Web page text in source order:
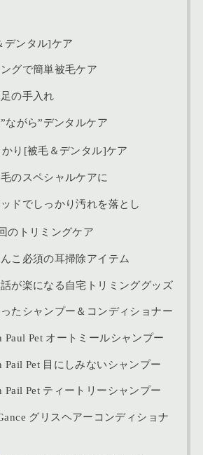
デンタル]ケア
グで簡単被毛ケア
の手入れ
ながら”デンタルケア
り[被毛＆デンタル]ケア
のスペシャルケアに
ドでしっかり汚れを落とし
のトリミングケア
こ必須の耳掃除アイテム
が楽になる自宅トリミンググッズ
たシャンプー＆コンディショナー
Paul Pet オートミールシャンプー
Pail Pet 目にしみないシャンプー
Pail Pet ティートリーシャンプー
グリスヘアーコンディショナ